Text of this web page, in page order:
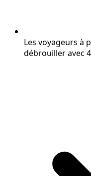
Les voyageurs à
débrouiller avec